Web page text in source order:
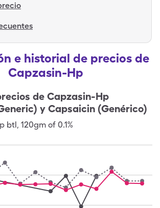
e historial de precios de
Capzasin-Hp
de Capzasin-Hp
y Capsaicin (Genérico)
btl, 120gm of 0.1%